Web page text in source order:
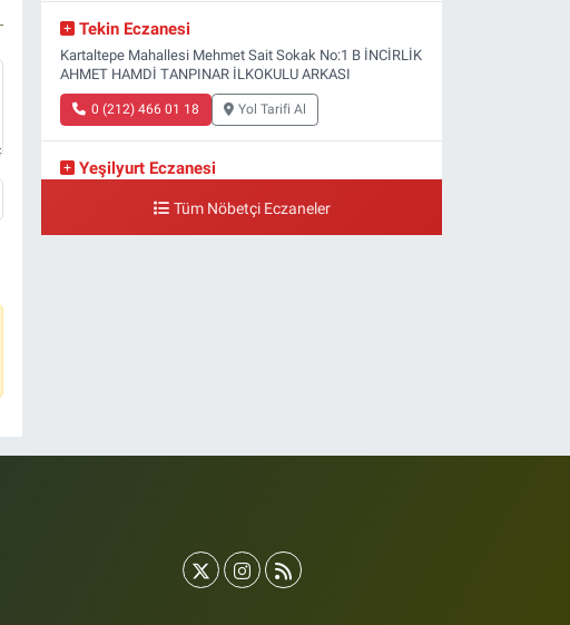
Tekin Eczanesi
Kartaltepe Mahallesi Mehmet Sait Sokak No:1 B İNCİRLİK
AHMET HAMDİ TANPINAR İLKOKULU ARKASI
0 (212) 466 01 18 Yol Tarifi Al
Yeşilyurt Eczanesi
Tüm Nöbetçi Eczaneler